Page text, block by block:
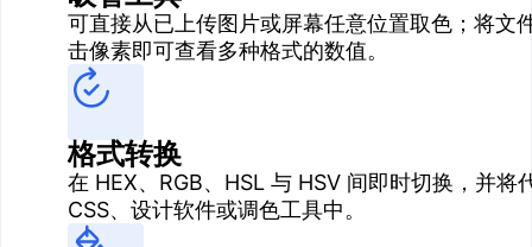
可直接从已上传图片或屏幕任意位置取色；将文
击像素即可查看多种格式的数值。
格式转换
在 HEX、RGB、HSL 与 HSV 间即时切换，并将
CSS、设计软件或调色工具中。